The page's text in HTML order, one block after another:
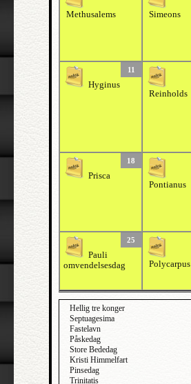
Methusalems Simeons
11
Hyginus
Reinholds
18
Prisca
Pontianus
25
Pauli
omvendelsesdag
Polycarpus
Hellig tre konger
Septuagesima
Fastelavn
Påskedag
Store Bededag
Kristi Himmelfart
Pinsedag
Trinitatis